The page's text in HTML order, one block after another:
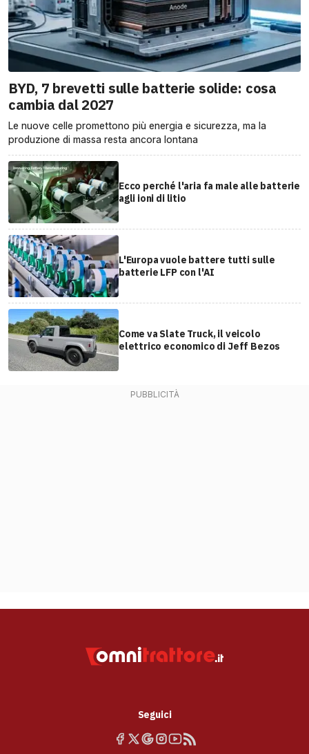
BYD, 7 brevetti sulle batterie solide: cosa
cambia dal 2027
Le nuove celle promettono più energia e sicurezza, ma la
produzione di massa resta ancora lontana
Ecco perché l'aria fa male alle batterie
agli ioni di litio
L'Europa vuole battere tutti sulle
batterie LFP con l'AI
Come va Slate Truck, il veicolo
elettrico economico di Jeff Bezos
Seguici